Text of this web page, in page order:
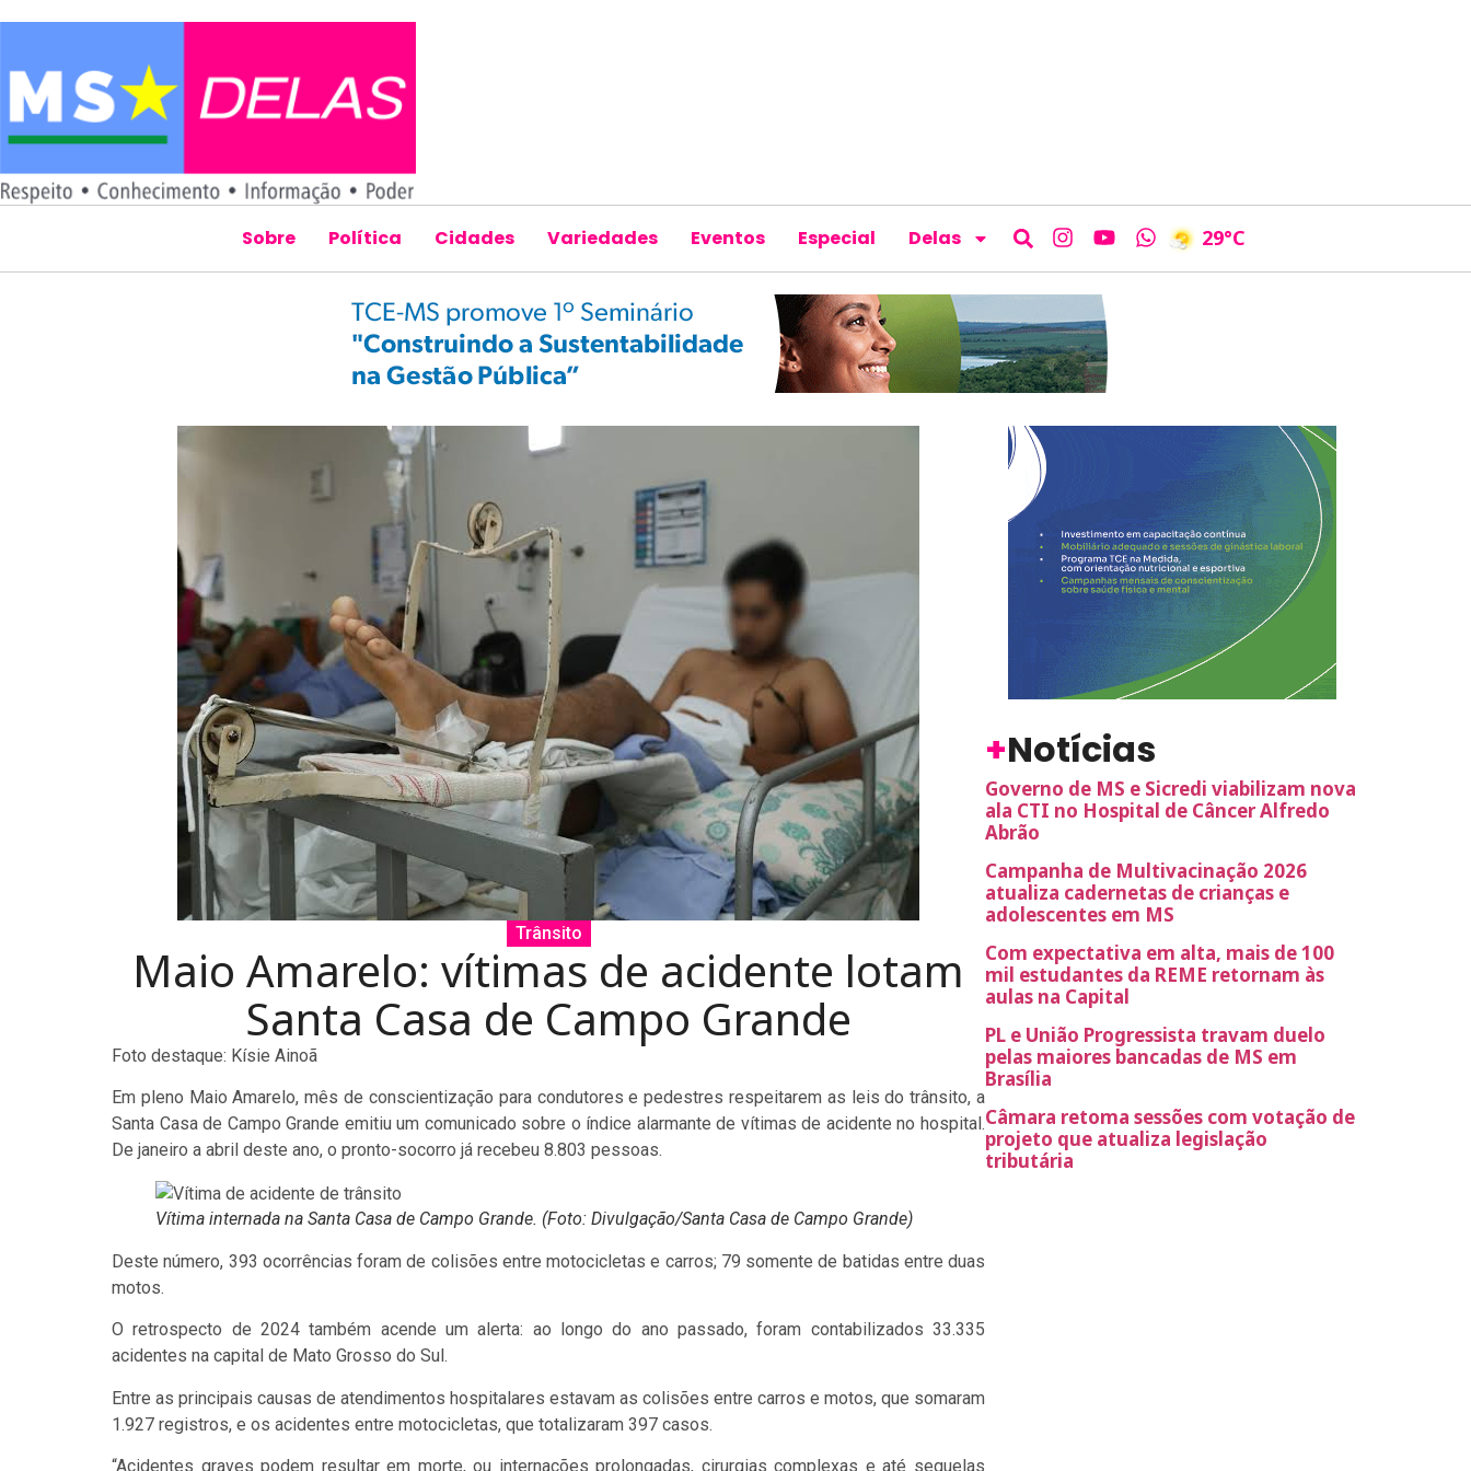
Sobre Política Cidades Variedades Eventos Especial Delas 29°C
Trânsito
Maio Amarelo: vítimas de acidente lotam
Santa Casa de Campo Grande
Foto destaque: Kísie Ainoã
Em pleno Maio Amarelo, mês de conscientização para condutores e pedestres respeitarem as leis do trânsito, a
Santa Casa de Campo Grande emitiu um comunicado sobre o índice alarmante de vítimas de acidente no hospital.
De janeiro a abril deste ano, o pronto-socorro já recebeu 8.803 pessoas.
Vítima internada na Santa Casa de Campo Grande. (Foto: Divulgação/Santa Casa de Campo Grande)
Deste número, 393 ocorrências foram de colisões entre motocicletas e carros; 79 somente de batidas entre duas
motos.
O retrospecto de 2024 também acende um alerta: ao longo do ano passado, foram contabilizados 33.335
acidentes na capital de Mato Grosso do Sul.
Entre as principais causas de atendimentos hospitalares estavam as colisões entre carros e motos, que somaram
1.927 registros, e os acidentes entre motocicletas, que totalizaram 397 casos.
“Acidentes graves podem resultar em morte, ou internações prolongadas, cirurgias complexas e até sequelas
+Notícias
Governo de MS e Sicredi viabilizam nova
ala CTI no Hospital de Câncer Alfredo
Abrão
Campanha de Multivacinação 2026
atualiza cadernetas de crianças e
adolescentes em MS
Com expectativa em alta, mais de 100
mil estudantes da REME retornam às
aulas na Capital
PL e União Progressista travam duelo
pelas maiores bancadas de MS em
Brasília
Câmara retoma sessões com votação de
projeto que atualiza legislação
tributária